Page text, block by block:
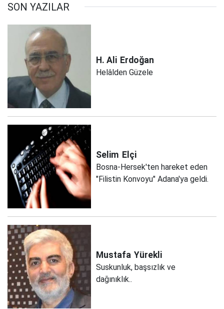
SON YAZILAR
H. Ali Erdoğan
Helâlden Güzele
Selim Elçi
Bosna-Hersek'ten hareket eden
"Filistin Konvoyu" Adana'ya geldi.
Mustafa Yürekli
Suskunluk, başsızlık ve
dağınıklık..